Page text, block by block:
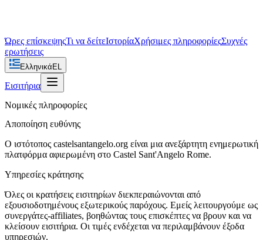
Ώρες επίσκεψηςΤι να δείτεΙστορίαΧρήσιμες πληροφορίεςΣυχνές
ερωτήσεις
Ελληνικά EL
Εισιτήρια
Νομικές πληροφορίες
Αποποίηση ευθύνης
Ο ιστότοπος castelsantangelo.org είναι μια ανεξάρτητη ενημερωτική
πλατφόρμα αφιερωμένη στο Castel Sant'Angelo Rome.
Υπηρεσίες κράτησης
Όλες οι κρατήσεις εισιτηρίων διεκπεραιώνονται από
εξουσιοδοτημένους εξωτερικούς παρόχους. Εμείς λειτουργούμε ως
συνεργάτες-affiliates, βοηθώντας τους επισκέπτες να βρουν και να
κλείσουν εισιτήρια. Οι τιμές ενδέχεται να περιλαμβάνουν έξοδα
υπηρεσιών.